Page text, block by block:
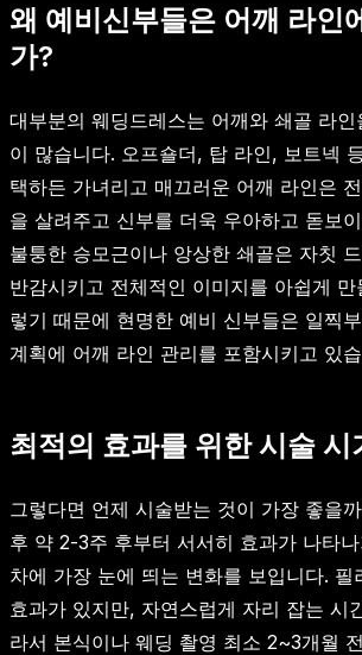
왜 예비신부들은 어깨 라인
가?
대부분의 웨딩드레스는 어깨와 쇄골 라
이 많습니다. 오프숄더, 탑 라인, 보트넥
택하든 가녀리고 매끄러운 어깨 라인은
을 살려주고 신부를 더욱 우아하고 돋보
불퉁한 승모근이나 앙상한 쇄골은 자칫
반감시키고 전체적인 이미지를 아쉽게
렇기 때문에 현명한 예비 신부들은 일찍
계획에 어깨 라인 관리를 포함시키고 있
최적의 효과를 위한 시술 시
그렇다면 언제 시술받는 것이 가장 좋을
후 약 2-3주 후부터 서서히 효과가 나타
차에 가장 눈에 띄는 변화를 보입니다. 필
효과가 있지만, 자연스럽게 자리 잡는 시
라서 본식이나 웨딩 촬영 최소 2~3개월